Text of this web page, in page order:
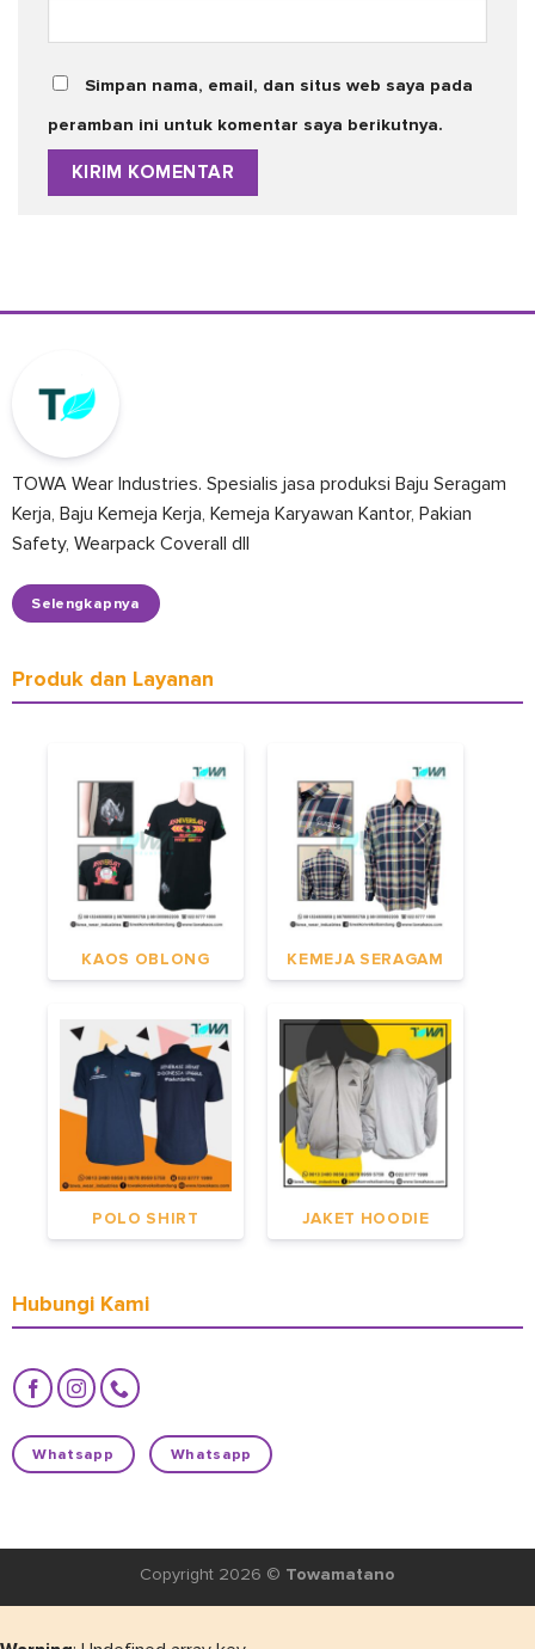
Simpan nama, email, dan situs web saya pada
peramban ini untuk komentar saya berikutnya.
TOWA Wear Industries. Spesialis jasa produksi Baju Seragam
Kerja, Baju Kemeja Kerja, Kemeja Karyawan Kantor, Pakian
Safety, Wearpack Coverall dll
Selengkapnya
Produk dan Layanan
KAOS OBLONG KEMEJA SERAGAM
POLO SHIRT JAKET HOODIE
Hubungi Kami
Whatsapp Whatsapp
Copyright 2026 © Towamatano